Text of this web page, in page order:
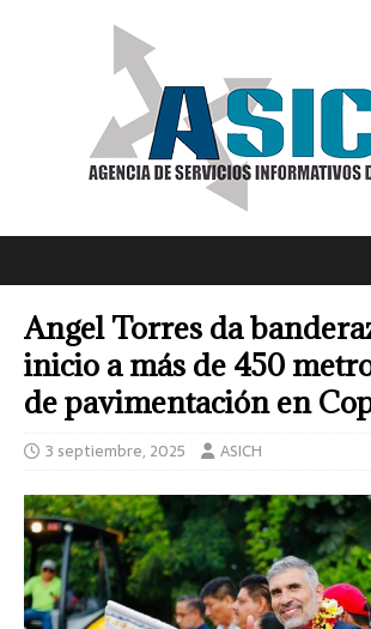
Angel Torres da
inicio a más de 450
de pavimentación en
3 septiembre, 2025 ASICH